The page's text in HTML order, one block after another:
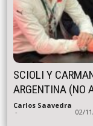
SCIOLI Y
ARGENTINA (NO
Carlos Saavedra
- 02/